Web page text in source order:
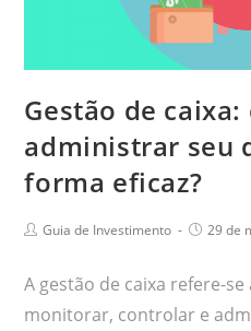
Gestão de caixa:
administrar seu
forma eficaz?
Guia de Investimento 29 de
A gestão de caixa refere-
monitorar, controlar e